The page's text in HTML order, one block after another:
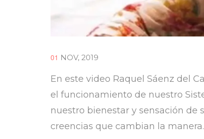
01 NOV, 2019
En este video Raquel Sáenz del
el funcionamiento de nuestro
nuestro bienestar y sensación de
creencias que cambian la